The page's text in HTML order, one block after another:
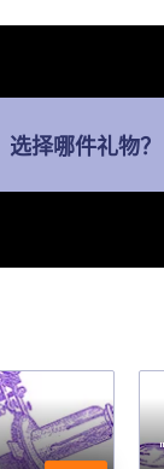
选择哪件礼物？